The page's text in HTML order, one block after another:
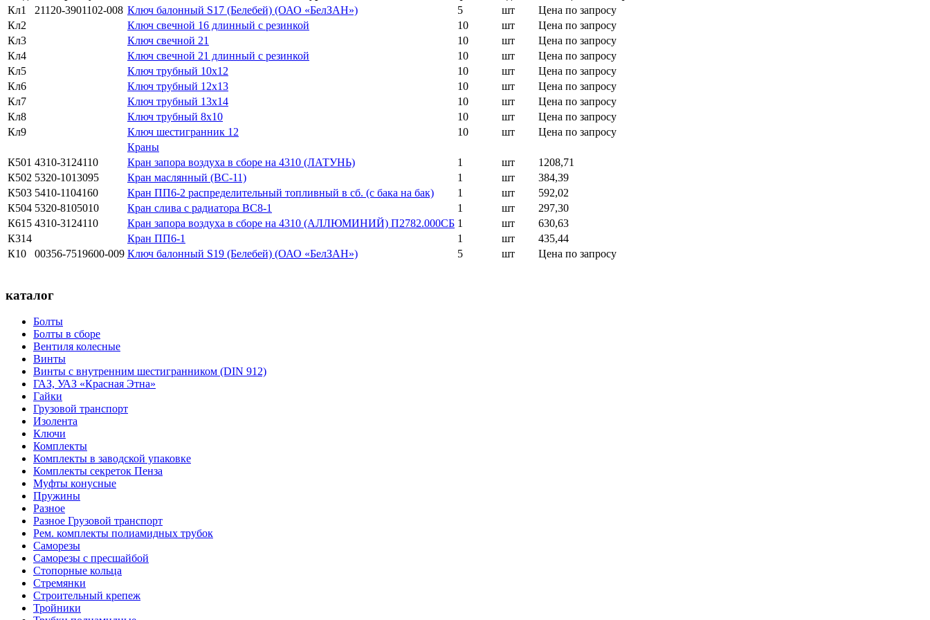
Кл1
21120-3901102-008 Ключ балонный S17 (Белебей) (ОАО «БелЗАН») 5 шт
Цена по запросу
Кл2
Ключ свечной 16 длинный с резинкой 10 шт
Цена по запросу
Кл3
Ключ свечной 21 10 шт
Цена по запросу
Кл4
Ключ свечной 21 длинный с резинкой 10 шт
Цена по запросу
Кл5
Ключ трубный 10х12 10 шт
Цена по запросу
Кл6
Ключ трубный 12х13 10 шт
Цена по запросу
Кл7
Ключ трубный 13х14 10 шт
Цена по запросу
Кл8
Ключ трубный 8х10 10 шт
Цена по запросу
Кл9
Ключ шестигранник 12 10 шт
Цена по запросу
Краны
К501 4310-3124110 Кран запора воздуха в сборе на 4310 (ЛАТУНЬ) 1 шт
1208,71
К502 5320-1013095 Кран маслянный (ВС-11) 1 шт
384,39
К503 5410-1104160 Кран ПП6-2 распределительный топливный в сб. (с бака на бак) 1 шт
592,02
К504 5320-8105010 Кран слива с радиатора ВС8-1 1 шт
297,30
К615 4310-3124110 Кран запора воздуха в сборе на 4310 (АЛЛЮМИНИЙ) П2782.000СБ 1 шт
630,63
К314
Кран ПП6-1 1 шт
435,44
К10
00356-7519600-009 Ключ балонный S19 (Белебей) (ОАО «БелЗАН») 5 шт Цена по запросу
каталог
Болты
Болты в сборе
Вентиля колесные
Винты
Винты с внутренним шестигранником (DIN 912)
ГАЗ, УАЗ «Красная Этна»
Гайки
Грузовой транспорт
Изолента
Ключи
Комплекты
Комплекты в заводской упаковке
Комплекты секреток Пенза
Муфты конусные
Пружины
Разное
Разное Грузовой транспорт
Рем. комплекты полиамидных трубок
Саморезы
Саморезы с пресшайбой
Стопорные кольца
Стремянки
Строительный крепеж
Тройники